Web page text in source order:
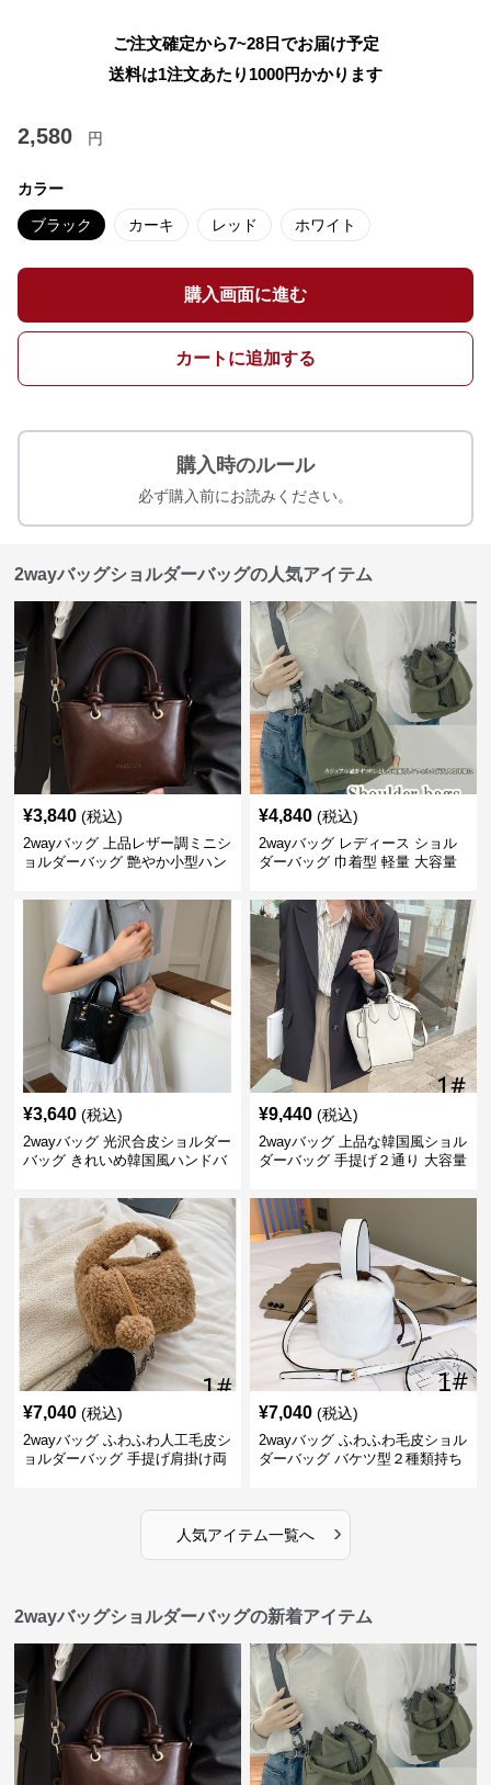
ご注文確定から7~28日でお届け予定
送料は1注文あたり 1000円かかります
2,580 円
カラー
ブラック カーキ レッド ホワイト
購入画面に進む
カートに追加する
購入時のルール
必ず購入前にお読みください。
2wayバッグショルダーバッグの人気アイテム
¥3,840 (税込)
2wayバッグ 上品レザー調ミニシ
ョルダーバッグ 艶やか小型ハン
¥4,840 (税込)
2wayバッグ レディース ショル
ダーバッグ 巾着型 軽量 大容量
¥3,640 (税込)
2wayバッグ 光沢合皮ショルダー
バッグ きれいめ韓国風ハンドバ
¥9,440 (税込)
2wayバッグ 上品な韓国風ショル
ダーバッグ 手提げ２通り 大容量
¥7,040 (税込)
2wayバッグ ふわふわ人工毛皮シ
ョルダーバッグ 手提げ肩掛け両
¥7,040 (税込)
2wayバッグ ふわふわ毛皮ショル
ダーバッグ バケツ型２種類持ち
人気アイテム一覧へ ›
2wayバッグショルダーバッグの新着アイテム